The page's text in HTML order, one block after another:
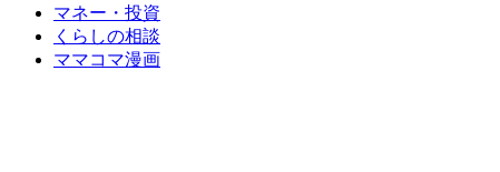
マネー・投資
くらしの相談
ママコマ漫画